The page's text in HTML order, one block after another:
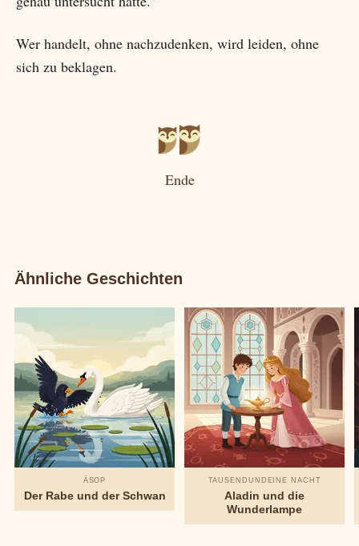
Wer handelt, ohne nachzudenken, wird leiden, ohne
sich zu beklagen.
Ende
Ähnliche Geschichten
ÄSOP
Der Rabe und der Schwan
TAUSENDUNDEINE NACHT
Aladin und die
Wunderlampe